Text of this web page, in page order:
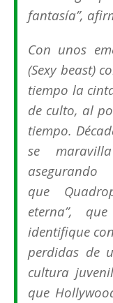
fantasía”,
Con unos
(Sexy beast)
tiempo la
de culto, al
tiempo.
se
que
eterna”,
identifique
perdidas de
cultura
que